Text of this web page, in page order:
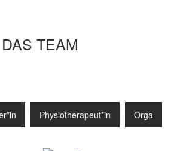
DAS TEAM
Physiotherapeut*in Orga